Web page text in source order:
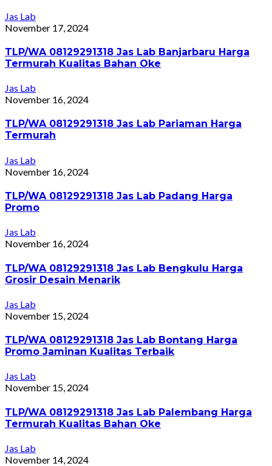
Jas Lab
November 17, 2024
TLP/WA 08129291318 Jas Lab Banjarbaru Harga
Termurah Kualitas Bahan Oke
Jas Lab
November 16, 2024
TLP/WA 08129291318 Jas Lab Pariaman Harga
Termurah
Jas Lab
November 16, 2024
TLP/WA 08129291318 Jas Lab Padang Harga
Promo
Jas Lab
November 16, 2024
TLP/WA 08129291318 Jas Lab Bengkulu Harga
Grosir Desain Menarik
Jas Lab
November 15, 2024
TLP/WA 08129291318 Jas Lab Bontang Harga
Promo Jaminan Kualitas Terbaik
Jas Lab
November 15, 2024
TLP/WA 08129291318 Jas Lab Palembang Harga
Termurah Kualitas Bahan Oke
Jas Lab
November 14, 2024